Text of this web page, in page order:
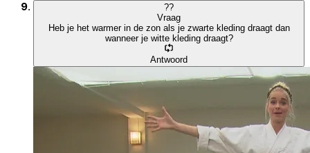
??
Vraag
Heb je het warmer in de zon als je zwarte kleding draagt dan
wanneer je witte kleding draagt?
Antwoord